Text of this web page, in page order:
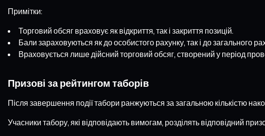
Примітки:
Торговий обсяг враховує як відкриття, так і закриття позицій.
Бали зараховуються як до особистого рахунку, так і до загального
Враховується лише дійсний торговий обсяг, створений у період
Призові за рейтингом таборів
Після завершення події табори ранжуються за загальною кількістю
Учасники табору, які відповідають вимогам, розділять відповідний